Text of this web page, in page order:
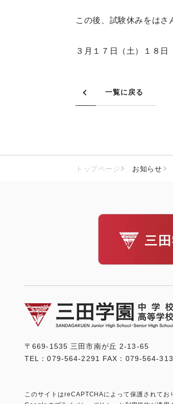
この後、試験休みをはさ
３月１７日（土）１８
一覧に戻る
トップページ お知らせ
〒669-1535 三田市南が丘 2-13-65
TEL：079-564-2291 FAX：079-564-
このサイトはreCAPTCHAによって保護されてお